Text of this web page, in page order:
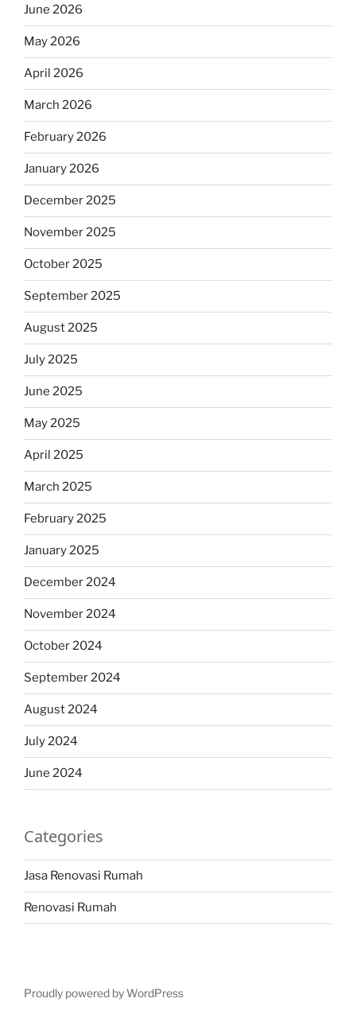
June 2026
May 2026
April 2026
March 2026
February 2026
January 2026
December 2025
November 2025
October 2025
September 2025
August 2025
July 2025
June 2025
May 2025
April 2025
March 2025
February 2025
January 2025
December 2024
November 2024
October 2024
September 2024
August 2024
July 2024
June 2024
Categories
Jasa Renovasi Rumah
Renovasi Rumah
Proudly powered by WordPress